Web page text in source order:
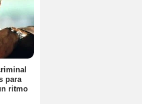
para
ritmo